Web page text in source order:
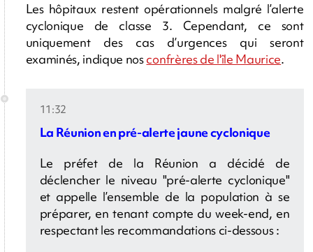
Les hôpitaux restent opérationnels malgré l’alerte
cyclonique de classe 3. Cependant, ce sont
uniquement des cas d’urgences qui seront
examinés, indique nosconfrères de l'île Maurice.
11:32
La Réunion en pré-alerte jaune cyclonique
Le préfet de la Réunion a décidé de
déclencher le niveau "pré-alerte cyclonique"
et appelle l’ensemble de la population à se
préparer, en tenant compte du week-end, en
respectant les recommandations ci-dessous :